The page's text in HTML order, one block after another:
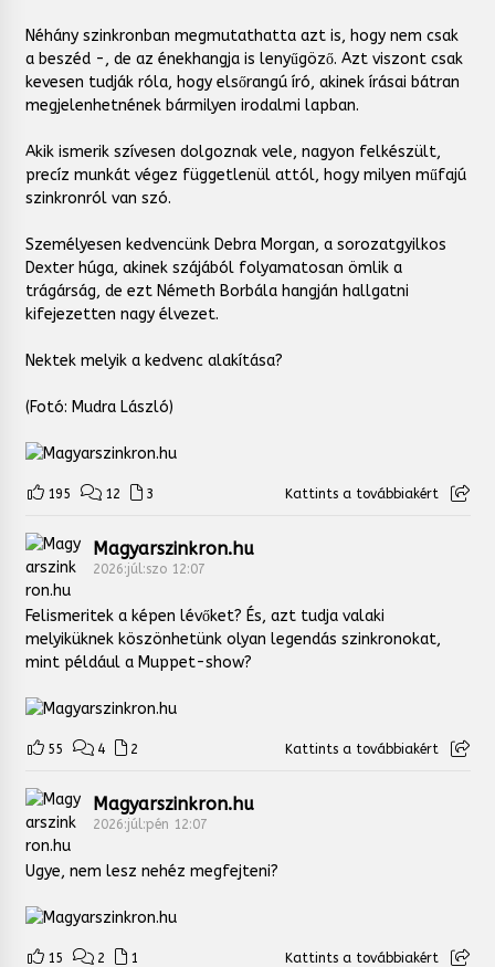
Néhány szinkronban megmutathatta azt is, hogy nem csak
a beszéd -, de az énekhangja is lenyűgöző. Azt viszont csak
kevesen tudják róla, hogy elsőrangú író, akinek írásai bátran
megjelenhetnének bármilyen irodalmi lapban.
Akik ismerik szívesen dolgoznak vele, nagyon felkészült,
precíz munkát végez függetlenül attól, hogy milyen műfajú
szinkronról van szó.
Személyesen kedvencünk Debra Morgan, a sorozatgyilkos
Dexter húga, akinek szájából folyamatosan ömlik a
trágárság, de ezt Németh Borbála hangján hallgatni
kifejezetten nagy élvezet.
Nektek melyik a kedvenc alakítása?
(Fotó: Mudra László)
195 12 3 Kattints a továbbiakért
Magyarszinkron.hu
2026:júl:szo 12:07
Felismeritek a képen lévőket? És, azt tudja valaki
melyiküknek köszönhetünk olyan legendás szinkronokat,
mint például a Muppet-show?
55 4 2 Kattints a továbbiakért
Magyarszinkron.hu
2026:júl:pén 12:07
Ugye, nem lesz nehéz megfejteni?
15 2 1 Kattints a továbbiakért